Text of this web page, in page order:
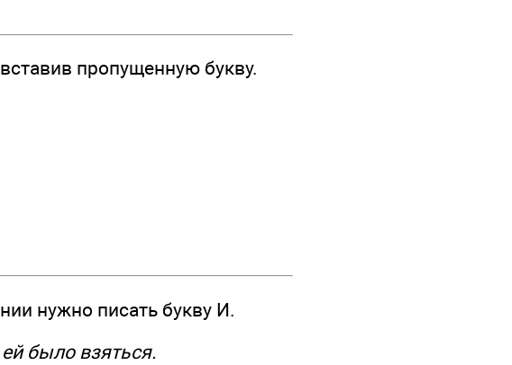
пропущенную букву.
нужно писать букву И.
было взяться.